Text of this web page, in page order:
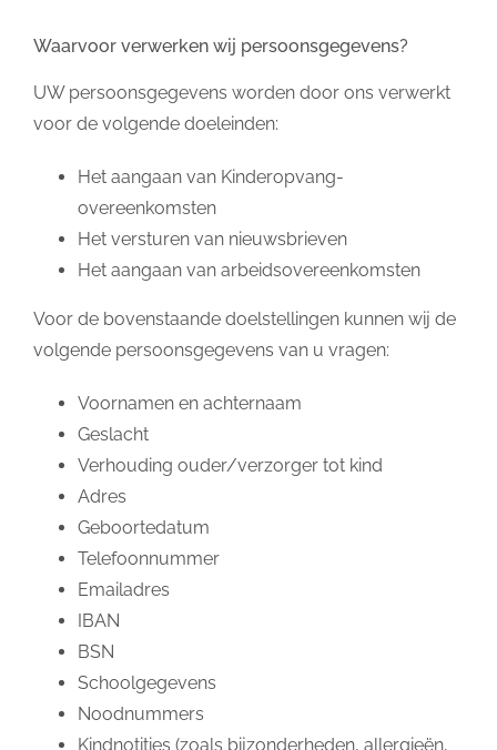
Waarvoor verwerken wij persoonsgegevens?
UW persoonsgegevens worden door ons verwerkt
voor de volgende doeleinden:
Het aangaan van Kinderopvang-
overeenkomsten
Het versturen van nieuwsbrieven
Het aangaan van arbeidsovereenkomsten
Voor de bovenstaande doelstellingen kunnen wij de
volgende persoonsgegevens van u vragen:
Voornamen en achternaam
Geslacht
Verhouding ouder/verzorger tot kind
Adres
Geboortedatum
Telefoonnummer
Emailadres
IBAN
BSN
Schoolgegevens
Noodnummers
Kindnotities (zoals bijzonderheden, allergieën,